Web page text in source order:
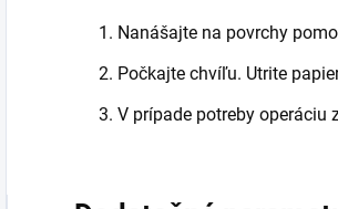
Nanášajte na povrchy
Počkajte chvíľu. Utrite
V prípade potreby operáciu